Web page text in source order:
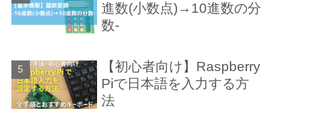
進数(小数点)→10進数の分
数-
【初心者向け】Raspberry
Piで日本語を入力する方
法